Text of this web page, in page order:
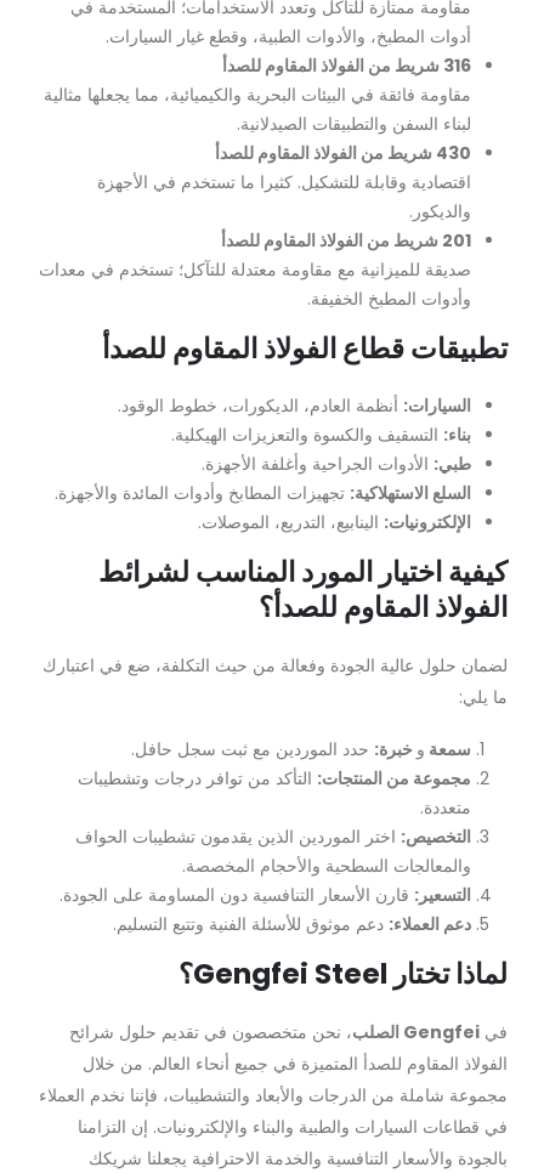
مقاومة ممتازة للتآكل وتعدد الاستخدامات؛ المستخدمة في
أدوات المطبخ، والأدوات الطبية، وقطع غيار السيارات.
316 شريط من الفولاذ المقاوم للصدأ
مقاومة فائقة في البيئات البحرية والكيميائية، مما يجعلها مثالية
لبناء السفن والتطبيقات الصيدلانية.
430 شريط من الفولاذ المقاوم للصدأ
اقتصادية وقابلة للتشكيل. كثيرا ما تستخدم في الأجهزة
والديكور.
201 شريط من الفولاذ المقاوم للصدأ
صديقة للميزانية مع مقاومة معتدلة للتآكل؛ تستخدم في معدات
وأدوات المطبخ الخفيفة.
تطبيقات قطاع الفولاذ المقاوم للصدأ
السيارات: أنظمة العادم، الديكورات، خطوط الوقود.
بناء: التسقيف والكسوة والتعزيزات الهيكلية.
طبي: الأدوات الجراحية وأغلفة الأجهزة.
السلع الاستهلاكية: تجهيزات المطابخ وأدوات المائدة والأجهزة.
الإلكترونيات: الينابيع، التدريع، الموصلات.
كيفية اختيار المورد المناسب لشرائط
الفولاذ المقاوم للصدأ؟
لضمان حلول عالية الجودة وفعالة من حيث التكلفة، ضع في اعتبارك
ما يلي:
سمعة و خبرة: حدد الموردين مع ثبت سجل حافل.
مجموعة من المنتجات: التأكد من توافر درجات وتشطيبات
متعددة.
التخصيص: اختر الموردين الذين يقدمون تشطيبات الحواف
والمعالجات السطحية والأحجام المخصصة.
التسعير: قارن الأسعار التنافسية دون المساومة على الجودة.
دعم العملاء: دعم موثوق للأسئلة الفنية وتتبع التسليم.
لماذا تختار Gengfei Steel؟
في Gengfei الصلب
، نحن متخصصون في تقديم حلول شرائح
الفولاذ المقاوم للصدأ المتميزة في جميع أنحاء العالم. من خلال
مجموعة شاملة من الدرجات والأبعاد والتشطيبات، فإننا نخدم العملاء
في قطاعات السيارات والطبية والبناء والإلكترونيات. إن التزامنا
بالجودة والأسعار التنافسية والخدمة الاحترافية يجعلنا شريكك